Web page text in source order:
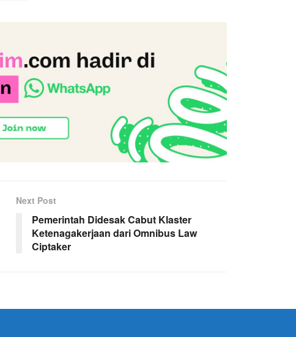
Next Post
Pemerintah Didesak Cabut Klaster
Ketenagakerjaan dari Omnibus Law
Ciptaker